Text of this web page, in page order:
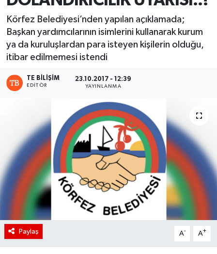
Körfez Belediyesi’nden yapılan açıklamada;
Başkan yardımcılarının isimlerini kullanarak kurum
ya da kuruluşlardan para isteyen kişilerin olduğu,
itibar edilmemesi istendi
TE BILIŞIM
EDITÖR
23.10.2017 - 12:39
YAYINLANMA
Paylaş A- A+